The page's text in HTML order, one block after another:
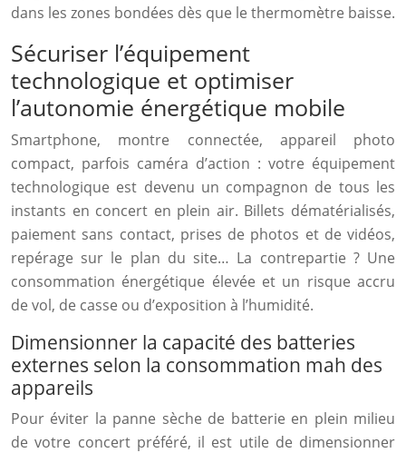
dans les zones bondées dès que le thermomètre baisse.
Sécuriser l’équipement
technologique et optimiser
l’autonomie énergétique mobile
Smartphone, montre connectée, appareil photo
compact, parfois caméra d’action : votre équipement
technologique est devenu un compagnon de tous les
instants en concert en plein air. Billets dématérialisés,
paiement sans contact, prises de photos et de vidéos,
repérage sur le plan du site… La contrepartie ? Une
consommation énergétique élevée et un risque accru
de vol, de casse ou d’exposition à l’humidité.
Dimensionner la capacité des batteries
externes selon la consommation mah des
appareils
Pour éviter la panne sèche de batterie en plein milieu
de votre concert préféré, il est utile de dimensionner